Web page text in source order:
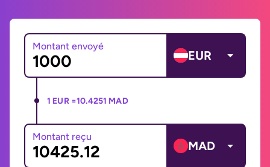
Montant envoyé
EUR
1 EUR =10.4251 MAD
Montant reçu
MAD